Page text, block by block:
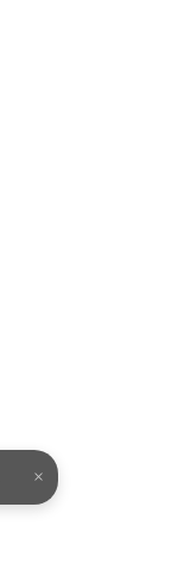
×